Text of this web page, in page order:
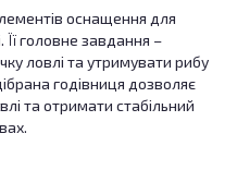
оснащення для
Її головне завдання –
ловлі та утримувати рибу
годівниця дозволяє
та отримати стабільний